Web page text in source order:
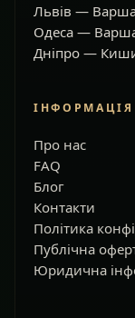
Львів —
Одеса —
Дніпро —
ІНФОРМАЦІЯ
Про нас
FAQ
Блог
Контакти
Політика
Публічна
Юридична